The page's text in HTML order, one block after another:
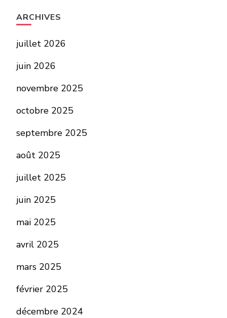
ARCHIVES
juillet 2026
juin 2026
novembre 2025
octobre 2025
septembre 2025
août 2025
juillet 2025
juin 2025
mai 2025
avril 2025
mars 2025
février 2025
décembre 2024